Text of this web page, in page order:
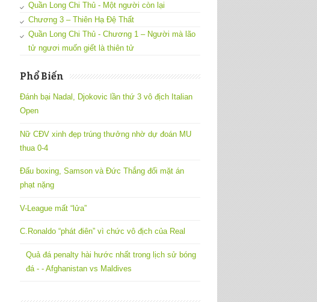
Quần Long Chi Thủ - Một người còn lại
Chương 3 – Thiên Hạ Đệ Thất
Quần Long Chi Thủ - Chương 1 – Người mà lão
tử ngươi muốn giết là thiên tử
Phổ Biến
Đánh bại Nadal, Djokovic lần thứ 3 vô địch Italian
Open
Nữ CĐV xinh đẹp trúng thưởng nhờ dự đoán MU
thua 0-4
Đấu boxing, Samson và Đức Thắng đối mặt án
phạt nặng
V-League mất “lửa”
C.Ronaldo “phát điên” vì chức vô địch của Real
Quả đá penalty hài hước nhất trong lịch sử bóng
đá - - Afghanistan vs Maldives